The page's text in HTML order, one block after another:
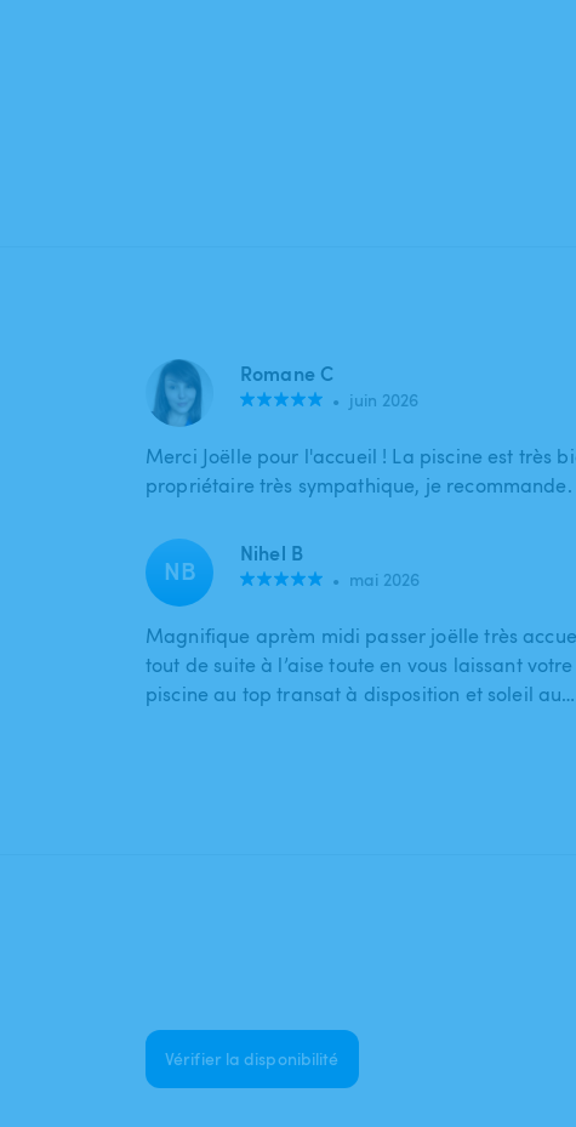
Romane C
• juin 2026
Merci Joëlle pour l'accueil ! La piscine est très
propriétaire très sympathique, je recommande.
NB Nihel B
• mai 2026
Magnifique aprèm midi passer joëlle très
tout de suite à l’aise toute en vous laissant
piscine au top transat à disposition et soleil au…
Vérifier la disponibilité